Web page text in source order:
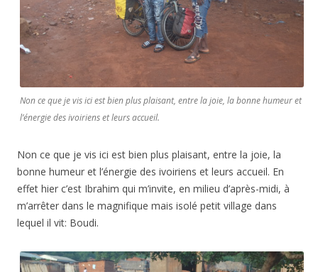
Non ce que je vis ici est bien plus plaisant, entre la joie, la bonne humeur et
l’énergie des ivoiriens et leurs accueil.
Non ce que je vis ici est bien plus plaisant, entre la joie, la
bonne humeur et l’énergie des ivoiriens et leurs accueil. En
effet hier c’est Ibrahim qui m’invite, en milieu d’après-midi, à
m’arrêter dans le magnifique mais isolé petit village dans
lequel il vit: Boudi.